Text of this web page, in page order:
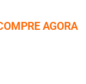
AGORA